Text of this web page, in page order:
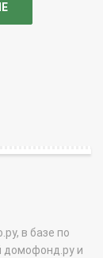
в базе по
домофонд.ру и